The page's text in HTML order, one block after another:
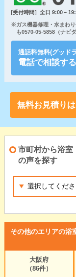
[受付時間］全日 9:00～
※ガス機器修理・水まわり
も0570-05-5858（ナビ
通話料無料(グッド
電話で相談する
無料お見積り
市町村から浴室
の声を探す
その他のエリアの浴
大阪府
（86件）